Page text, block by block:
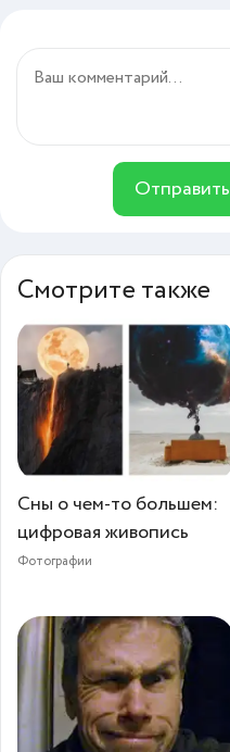
Смотрите также
Сны о чем-то большем:
цифровая живопись
Фотографии